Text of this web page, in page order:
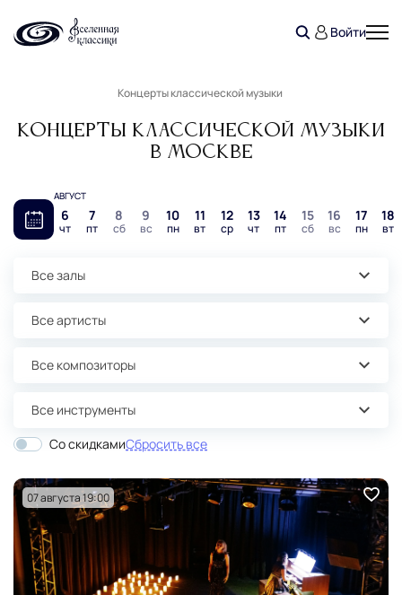
Войти
Концерты классической музыки
Концерты классической музыки
в Москве
АВГУСТ
6
чт
7
пт
8
сб
9
вс
10
пн
11
вт
12
ср
13
чт
14
пт
15
сб
16
вс
17
пн
18
вт
Все залы
Все артисты
Все композиторы
Все инструменты
Со скидкамиСбросить все
07 августа 19:00